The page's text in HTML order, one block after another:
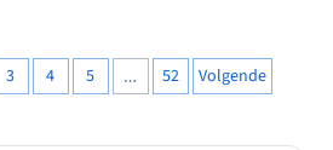
3 4 5 … 52 Volgende